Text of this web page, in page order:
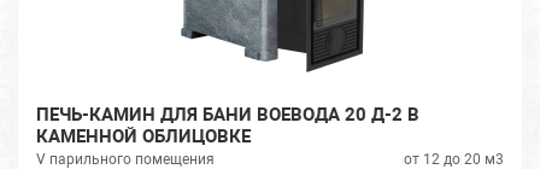
ПЕЧЬ-КАМИН ДЛЯ БАНИ ВОЕВОДА 20 Д-2 В
КАМЕННОЙ ОБЛИЦОВКЕ
V парильного помещения
от 12 до 20 м3